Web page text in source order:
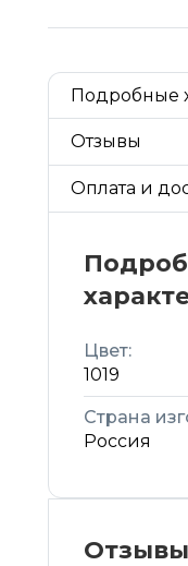
Подробные
Отзывы
Оплата и
Цвет:
1019
Страна
Россия
Отзывы